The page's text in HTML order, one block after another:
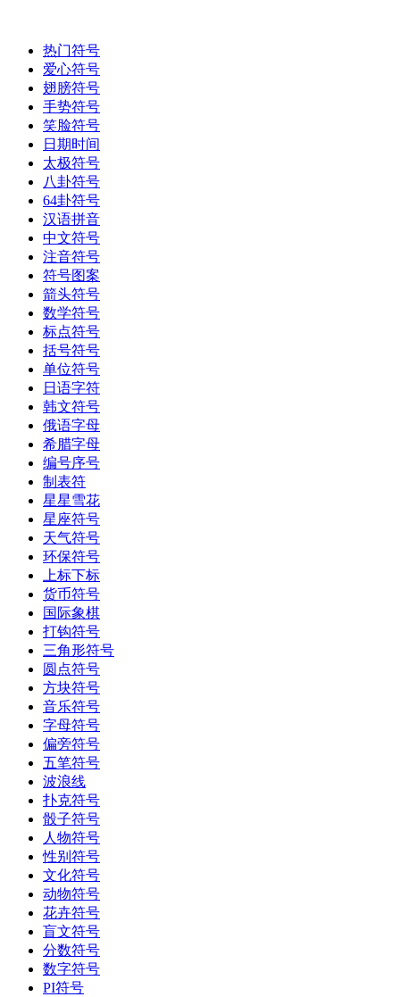
热门符号
爱心符号
翅膀符号
手势符号
笑脸符号
日期时间
太极符号
八卦符号
64卦符号
汉语拼音
中文符号
注音符号
符号图案
箭头符号
数学符号
标点符号
括号符号
单位符号
日语字符
韩文符号
俄语字母
希腊字母
编号序号
制表符
星星雪花
星座符号
天气符号
环保符号
上标下标
货币符号
国际象棋
打钩符号
三角形符号
圆点符号
方块符号
音乐符号
字母符号
偏旁符号
五笔符号
波浪线
扑克符号
骰子符号
人物符号
性别符号
文化符号
动物符号
花卉符号
盲文符号
分数符号
数字符号
PI符号